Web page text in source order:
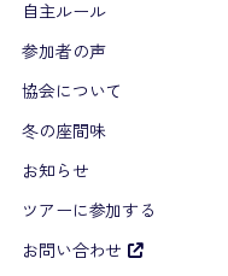
自主ルール
参加者の声
協会について
冬の座間味
お知らせ
ツアーに参加する
お問い合わせ